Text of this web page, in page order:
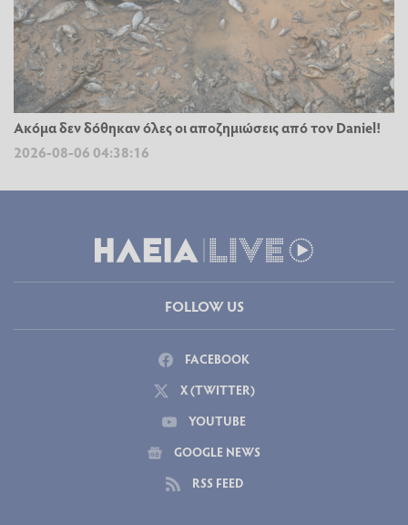
Ακόμα δεν δόθηκαν όλες οι αποζημιώσεις από τον Daniel!
2026-08-06 04:38:16
FOLLOW US
FACEBOOK
X (TWITTER)
YOUTUBE
GOOGLE NEWS
RSS FEED